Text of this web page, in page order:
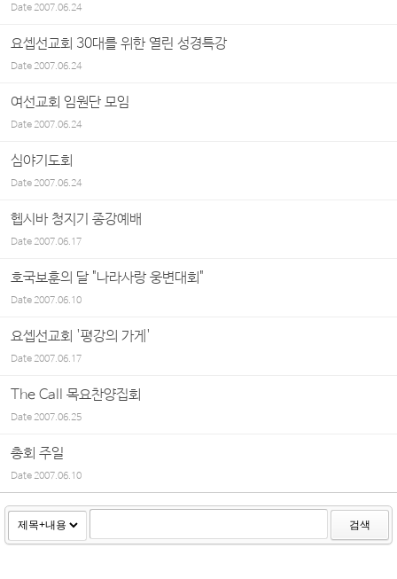
Date2007.06.24
요셉선교회 30대를 위한 열린 성경특강
Date2007.06.24
여선교회 임원단 모임
Date2007.06.24
심야기도회
Date2007.06.24
헵시바 청지기 종강예배
Date2007.06.17
호국보훈의 달 "나라사랑 웅변대회"
Date2007.06.10
요셉선교회 '평강의 가게'
Date2007.06.17
The Call 목요찬양집회
Date2007.06.25
총회 주일
Date2007.06.10
검색